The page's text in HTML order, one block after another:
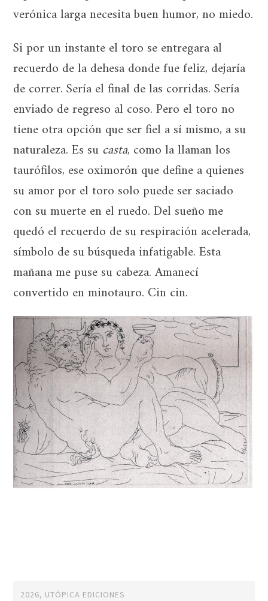
verónica larga necesita buen humor, no miedo.
Si por un instante el toro se entregara al
recuerdo de la dehesa donde fue feliz, dejaría
de correr. Sería el final de las corridas. Sería
enviado de regreso al coso. Pero el toro no
tiene otra opción que ser fiel a sí mismo, a su
naturaleza. Es sucasta, como la llaman los
taurófilos, ese oximorón que define a quienes
su amor por el toro solo puede ser saciado
con su muerte en el ruedo. Del sueño me
quedó el recuerdo de su respiración acelerada,
símbolo de su búsqueda infatigable. Esta
mañana me puse su cabeza. Amanecí
convertido en minotauro. Cin cin.
2026, UTÓPICA EDICIONES